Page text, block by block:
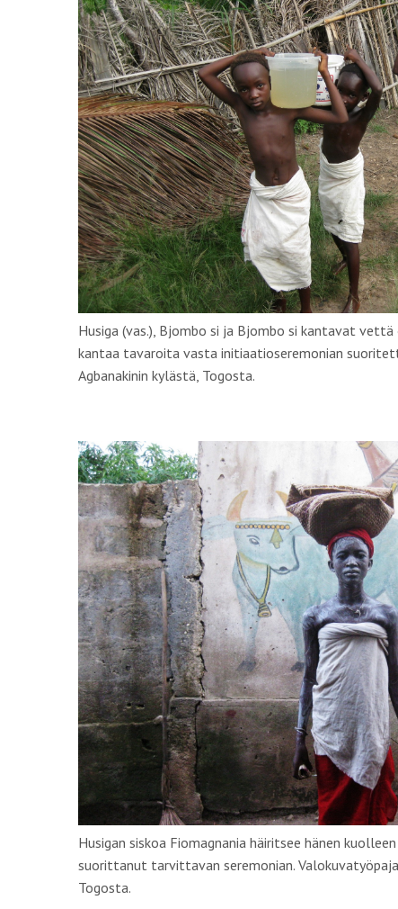
Husiga (vas.), Bjombo si ja Bjombo si kantavat
kantaa tavaroita vasta initiaatioseremonian
Agbanakinin kylästä, Togosta.
Husigan siskoa Fiomagnania häiritsee hänen
suorittanut tarvittavan seremonian.
Togosta.